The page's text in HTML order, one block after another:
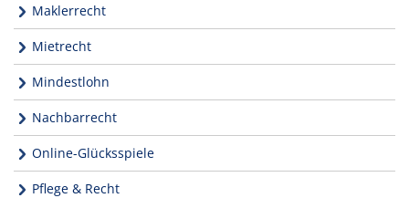
Maklerrecht
Mietrecht
Mindestlohn
Nachbarrecht
Online-Glücksspiele
Pflege & Recht